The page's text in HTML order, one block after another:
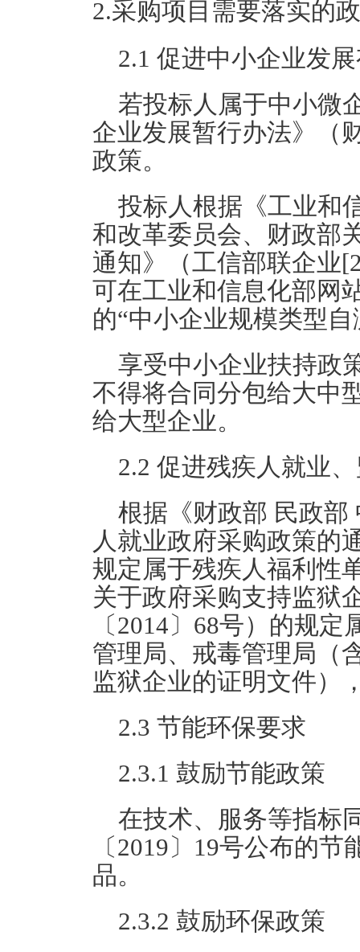
2.采购项目需要落实的
2.1 促进中小企业发
若投标人属于中小微
企业发展暂行办法》（
政策。
投标人根据《工业和
和改革委员会、财政部
通知》（工信部联企业
可在工业和信息化部网
的“中小企业规模类型
享受中小企业扶持政
不得将合同分包给大中
给大型企业。
2.2 促进残疾人就业
根据《财政部 民政部
人就业政府采购政策的
规定属于残疾人福利性
关于政府采购支持监狱
〔2014〕68号）的规
管理局、戒毒管理局（
监狱企业的证明文件）
2.3 节能环保要求
2.3.1 鼓励节能政策
在技术、服务等指标
〔2019〕19号公布的
品。
2.3.2 鼓励环保政策